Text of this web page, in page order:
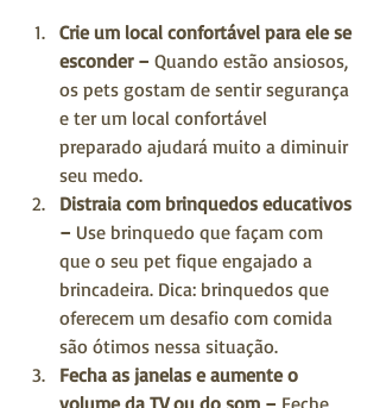
Crie um local confortável para ele se
esconder – Quando estão ansiosos,
os pets gostam de sentir segurança
e ter um local confortável
preparado ajudará muito a diminuir
seu medo.
Distraia com brinquedos educativos
– Use brinquedo que façam com
que o seu pet fique engajado a
brincadeira. Dica: brinquedos que
oferecem um desafio com comida
são ótimos nessa situação.
Fecha as janelas e aumente o
volume da TV ou do som – Feche